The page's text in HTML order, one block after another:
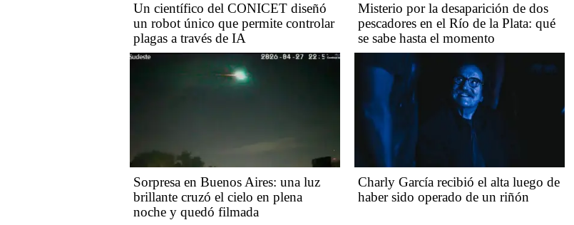
Un científico del CONICET diseñó
un robot único que permite controlar
plagas a través de IA
Misterio por la desaparición de dos
pescadores en el Río de la Plata: qué
se sabe hasta el momento
Sorpresa en Buenos Aires: una luz
brillante cruzó el cielo en plena
noche y quedó filmada
Charly García recibió el alta luego de
haber sido operado de un riñón